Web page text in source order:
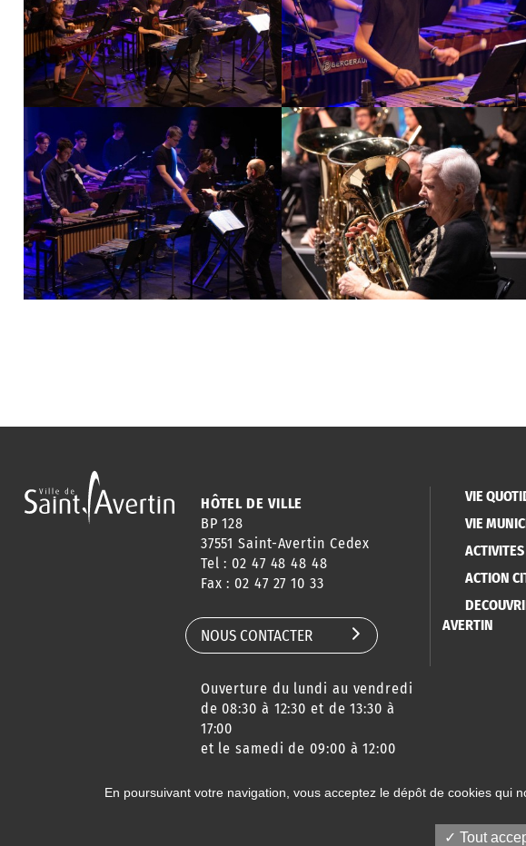
HÔTEL DE VILLE
BP 128
37551 Saint-Avertin Cedex
Tel : 02 47 48 48 48
Fax : 02 47 27 10 33
NOUS CONTACTER
Ouverture du lundi au vendredi
de 08:30 à 12:30 et de 13:30 à
17:00
et le samedi de 09:00 à 12:00
VIE
VIE
ACTION
AVERTIN
© 2020 Ville de Saint-Avertin Mentions
En poursuivant votre navigation, vous acceptez le dépôt de cookies qui
Tout